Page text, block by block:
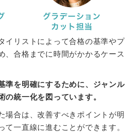
イリストによって合格の基準やプ
、合格までに時間がかかるケース
準を明確にするために、ジャンル
の統一化を図っています。
場合は、改善すべきポイントが明
て一直線に進むことができます。